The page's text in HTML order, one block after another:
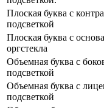
Плоская буква с
подсветкой
Плоская буква с
оргстекла
Объемная буква с
подсветкой
Объемная буква с
подсветкой